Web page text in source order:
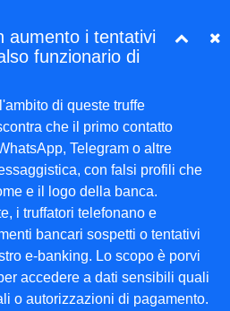
aumento i tentativi
funzionario di
di queste truffe
che il primo contatto
Telegram o altre
con falsi profili che
e il logo della banca.
i truffatori telefonano e
bancari sospetti o tentativi
e-banking. Lo scopo è porvi
accedere a dati sensibili quali
o autorizzazioni di pagamento.